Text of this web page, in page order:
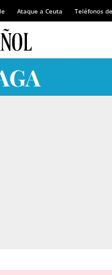
Ataque a Ceuta Teléfonos